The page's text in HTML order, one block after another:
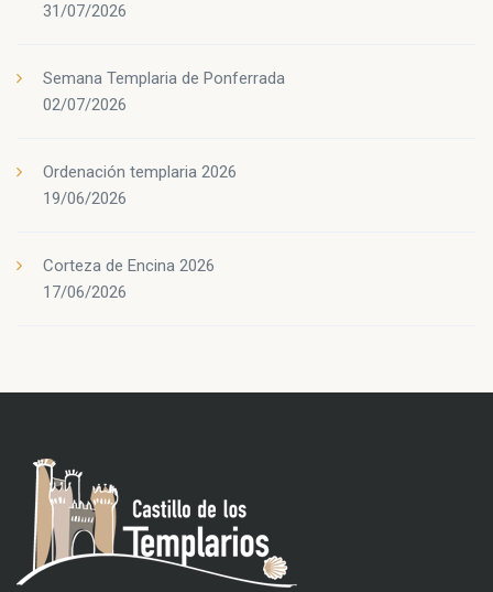
31/07/2026
Semana Templaria de Ponferrada
02/07/2026
Ordenación templaria 2026
19/06/2026
Corteza de Encina 2026
17/06/2026